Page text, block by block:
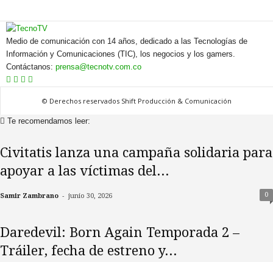
Medio de comunicación con 14 años, dedicado a las Tecnologías de
Información y Comunicaciones (TIC), los negocios y los gamers.
Contáctanos: prensa@tecnotv.com.co
© Derechos reservados Shift Producción & Comunicación
Te recomendamos leer:
Civitatis lanza una campaña solidaria para
apoyar a las víctimas del...
Samir Zambrano - junio 30, 2026 0
​Daredevil: Born Again Temporada 2 –
Tráiler, fecha de estreno y...